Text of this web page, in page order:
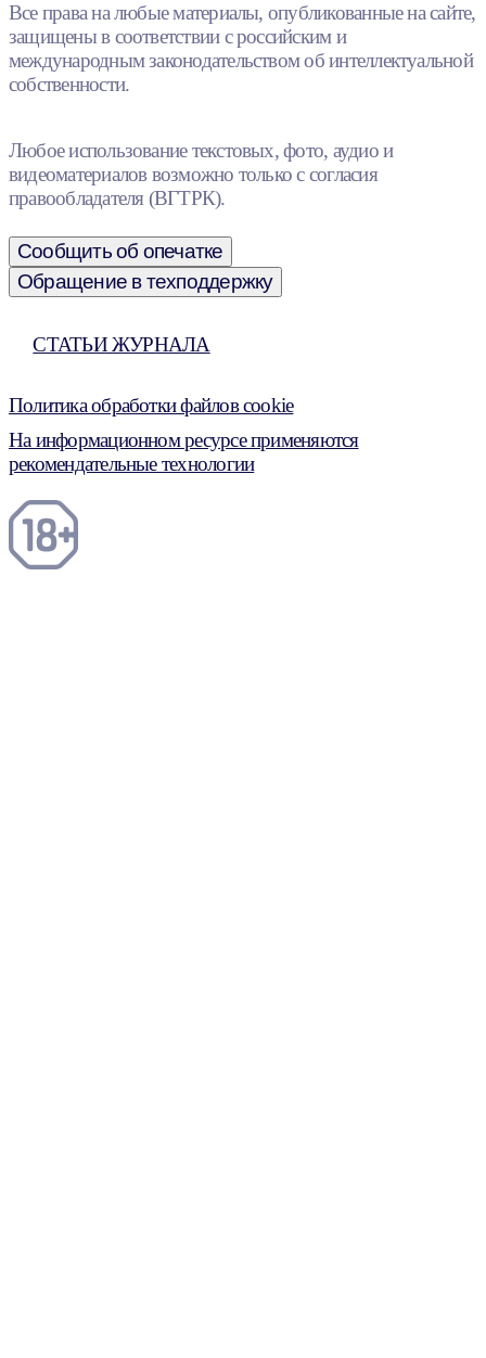
Все права на любые материалы, опубликованные на сайте,
защищены в соответствии с российским и
международным законодательством об интеллектуальной
собственности.
Любое использование текстовых, фото, аудио и
видеоматериалов возможно только с согласия
правообладателя (ВГТРК).
Сообщить об опечатке
Обращение в техподдержку
СТАТЬИ ЖУРНАЛА
Политика обработки файлов cookie
На информационном ресурсе применяются
рекомендательные технологии